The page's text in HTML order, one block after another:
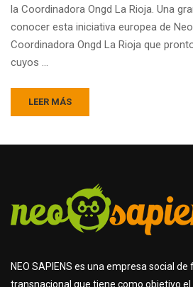
la Coordinadora Ongd La Rioja. Una
conocer esta iniciativa europea de
Coordinadora Ongd La Rioja que
cuyos …
LEER MÁS
NEO SAPIENS es una empresa social
transnacional que tiene como objetivo